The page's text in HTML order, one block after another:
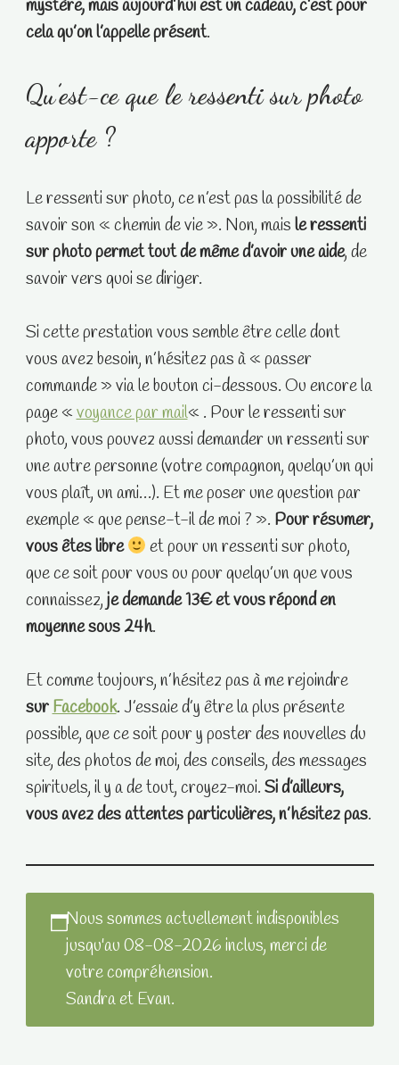
mystère, mais aujourd’hui est un cadeau, c’est pour
cela qu’on l’appelle présent.
Qu’est-ce que le ressenti sur photo
apporte ?
Le ressenti sur photo, ce n’est pas la possibilité de
savoir son « chemin de vie ». Non, maisle ressenti
sur photo permet tout de même d’avoir une aide, de
savoir vers quoi se diriger.
Si cette prestation vous semble être celle dont
vous avez besoin, n’hésitez pas à « passer
commande » via le bouton ci-dessous. Ou encore la
page «voyance par mail« . Pour le ressenti sur
photo, vous pouvez aussi demander un ressenti sur
une autre personne (votre compagnon, quelqu’un qui
vous plaît, un ami…). Et me poser une question par
exemple « que pense-t-il de moi ? ». Pour résumer,
vous êtes libre
et pour un ressenti sur photo,
que ce soit pour vous ou pour quelqu’un que vous
connaissez,je demande 13€ et vous répond en
moyenne sous 24h.
Et comme toujours, n’hésitez pas à me rejoindre
surFacebook. J’essaie d’y être la plus présente
possible, que ce soit pour y poster des nouvelles du
site, des photos de moi, des conseils, des messages
spirituels, il y a de tout, croyez-moi.Si d’ailleurs,
vous avez des attentes particulières, n’hésitez pas.
Nous sommes actuellement indisponibles
jusqu'au 08-08-2026 inclus, merci de
votre compréhension.
Sandra et Evan.